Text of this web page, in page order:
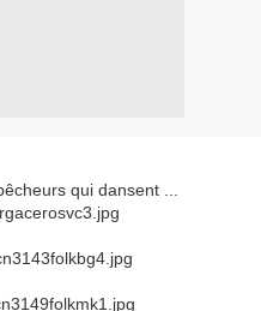
qui dansent ...